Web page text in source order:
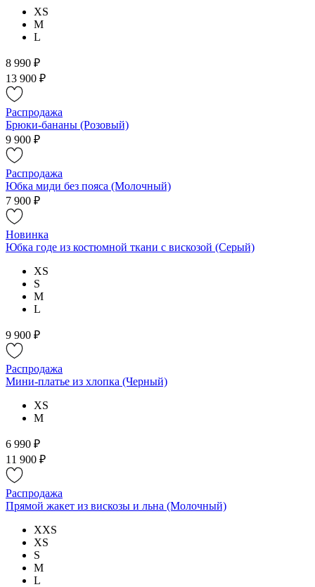
XS
M
L
8 990 ₽
13 900 ₽
Распродажа
Брюки-бананы (Розовый)
9 900 ₽
Распродажа
Юбка миди без пояса (Молочный)
7 900 ₽
Новинка
Юбка годе из костюмной ткани с вискозой (Серый)
XS
S
M
L
9 900 ₽
Распродажа
Мини-платье из хлопка (Черный)
XS
M
6 990 ₽
11 900 ₽
Распродажа
Прямой жакет из вискозы и льна (Молочный)
XXS
XS
S
M
L